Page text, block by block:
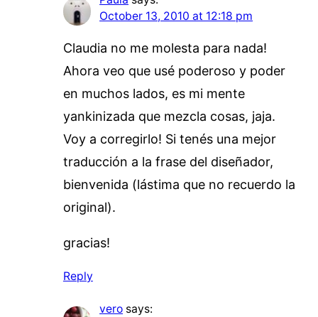
October 13, 2010 at 12:18 pm
Claudia no me molesta para nada!
Ahora veo que usé poderoso y poder
en muchos lados, es mi mente
yankinizada que mezcla cosas, jaja.
Voy a corregirlo! Si tenés una mejor
traducción a la frase del diseñador,
bienvenida (lástima que no recuerdo la
original).
gracias!
Reply
vero says: